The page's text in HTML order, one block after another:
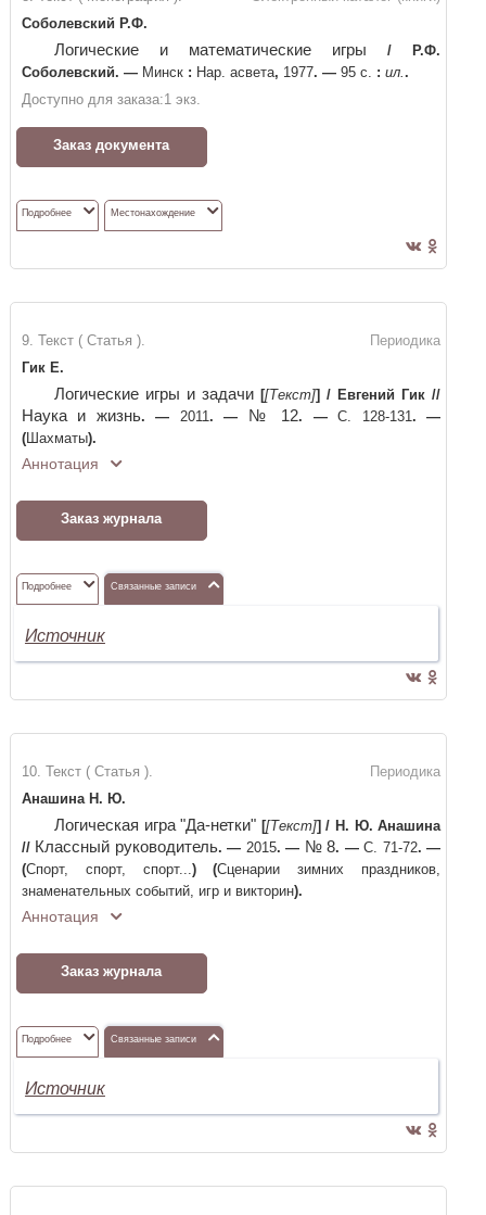
Соболевский Р.Ф.
Логические и математические игры /
Р.Ф.
Соболевский. —Минск : Нар. асвета, 1977. —95 с. : ил..
Доступно для заказа:1 экз.
Заказ документа
Подробнее Местонахождение
Периодика
9. Текст ( Статья ).
Гик Е.
Логические игры и задачи [[Текст]] / Евгений Гик //
Наука и жизнь. — 2011. — № 12. —С. 128-131. —
(Шахматы).
Аннотация
Заказ журнала
Подробнее Связанные записи
Источник
Периодика
10. Текст ( Статья ).
Анашина Н. Ю.
Логическая игра "Да-нетки" [[Текст]] / Н. Ю. Анашина
// Классный руководитель. — 2015. — № 8. —С. 71-72. —
(Спорт, спорт, спорт...)(Сценарии зимних праздников,
знаменательных событий, игр и викторин).
Аннотация
Заказ журнала
Подробнее Связанные записи
Источник